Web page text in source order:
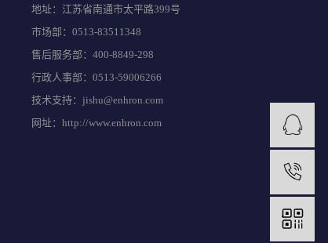
地址：江苏省南通市太平路399号
市场部：0513-83511348
售后服务部：400-8849-298
行政人事部：0513-59006266
技术支持：jishu@enhron.com
网址：http://www.enhron.com